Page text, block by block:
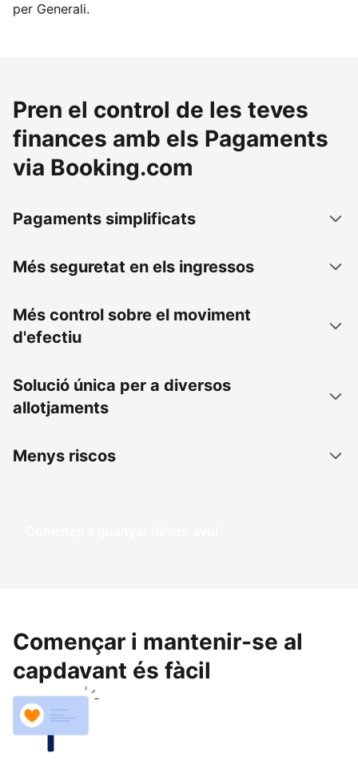
per Generali.
Pren el control de les teves
finances amb els Pagaments
via Booking.com
Pagaments simplificats
Més seguretat en els ingressos
Més control sobre el moviment
d'efectiu
Solució única per a diversos
allotjaments
Menys riscos
Comença a guanyar diners avui
Començar i mantenir-se al
capdavant és fàcil